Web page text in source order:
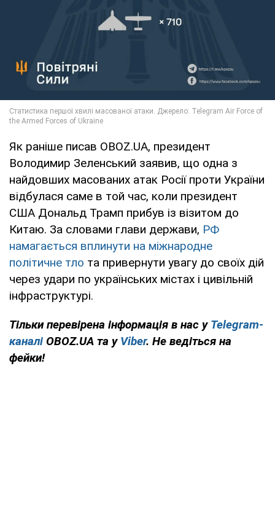
Як раніше писав OBOZ.UA, президент
Володимир Зеленський заявив, що одна з
найдовших масованих атак Росії проти України
відбулася саме в той час, коли президент
США Дональд Трамп прибув із візитом до
Китаю. За словами глави держави, РФ
намагається вплинути на міжнародне
політичне тло та привернути увагу до своїх дій
через удари по українських містах і цивільній
інфраструктурі.
Тільки перевірена інформація в нас у Telegram-
каналі OBOZ.UA та у Viber. Не ведіться на
фейки!